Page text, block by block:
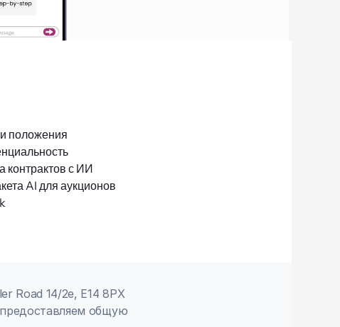
положения
контрактов с ИИ
AI для аукционов
Road 14/2e, E14 8PX
общую